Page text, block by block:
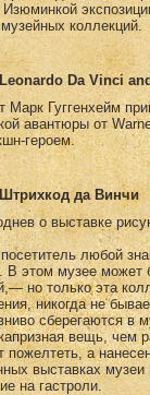
коллекций.
Leonardo Da Vinci
Марк Гуггенхейм
авантюры от
героем.
Штрихкод да Винчи
о выставке
любой
В этом музее может
но только эта
никогда не
сберегаются в
вещь, чем
пожелтеть, а
выставках
на гастроли.